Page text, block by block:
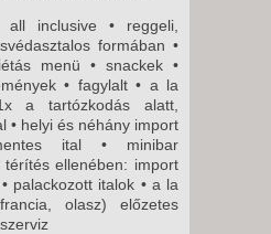
all inclusive • reggeli,
formában •
menü • snackek •
• fagylalt • a la
a tartózkodás alatt,
• helyi és néhány import
ital • minibar
térítés ellenében: import
palackozott italok • a la
olasz) előzetes